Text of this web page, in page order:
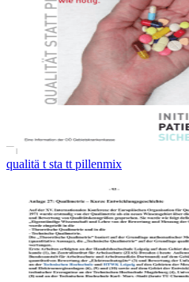
qualitä t sta tt pillenmix